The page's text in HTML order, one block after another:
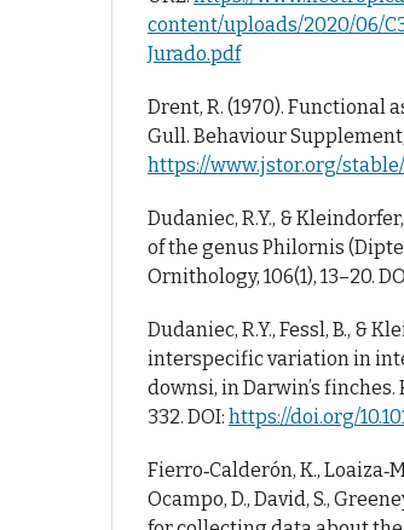
content/uploads/2020/06/
Jurado.pdf
Drent, R. (1970).
Gull. Behaviour Supplement,
https://www.jstor.org/
Dudaniec, R.Y., &
of the genus Philornis
Ornithology, 106(1), 13–20.
Dudaniec, R.Y., Fessl, B., &
interspecific variation in
downsi, in Darwin’s finches.
332. DOI: https://doi.org/
Fierro‐Calderón, K.,
Ocampo, D., David, S.,